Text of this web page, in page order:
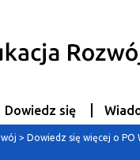
Dowiedz się
> Dowiedz się więcej o PO